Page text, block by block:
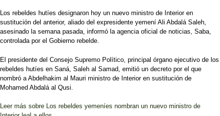
Los rebeldes hutíes designaron hoy un nuevo ministro de Interior en
sustitución del anterior, aliado del expresidente yemení Ali Abdalá Saleh,
asesinado la semana pasada, informó la agencia oficial de noticias, Saba,
controlada por el Gobierno rebelde.
El presidente del Consejo Supremo Político, principal órgano ejecutivo de los
rebeldes hutíes en Saná, Saleh al Samad, emitió un decreto por el que
nombró a Abdelhakim al Mauri ministro de Interior en sustitución de
Mohamed Abdalá al Qusi.
Leer más sobre Los rebeldes yemeníes nombran un nuevo ministro de